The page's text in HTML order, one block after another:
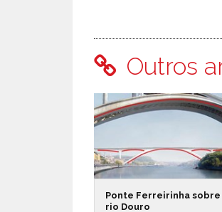
Outros
Ponte Ferreirinha sobre
rio Douro